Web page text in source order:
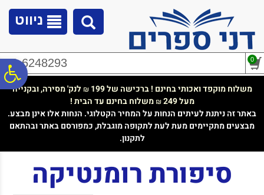
נגישות
ניווט
02-6248293 0
משלוח מוקפד ואכותי בחינם ! ברכישה של 199 ₪ לנק' מסירה, ובקנייה
מעל 249
₪משלוח בחינם עד הבית !
באתר זה ניתנת לעיתים הנחות על המחיר הקטלוגי. הנחות אלו אינן מבצע.
מבצעים מתקיימים מעת לעת לתקופה מוגבלת, כמפורסם באתר ובהתאם
לתקנון.
סיפורת רומנטיקה